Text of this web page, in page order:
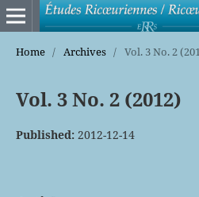
Home / Archives / Vol. 3 No. 2
Vol. 3 No. 2 (2012)
Published: 2012-12-14